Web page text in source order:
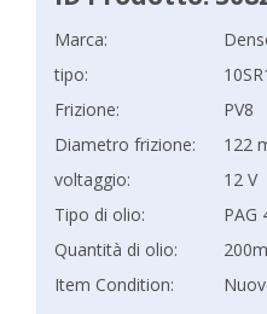
Marca:
tipo:
Frizione:
PV8
Diametro frizione:
122
voltaggio:
12 V
Tipo di olio:
PAG
Quantità di olio:
Item Condition: